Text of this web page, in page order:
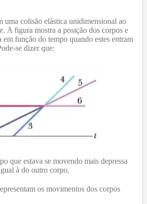
uma colisão elástica unidimensional ao
. A figura mostra a posição dos corpos e
em função do tempo quando estes entram
se dizer que:
que estava se movendo mais depressa
à do outro corpo.
os movimentos dos corpos